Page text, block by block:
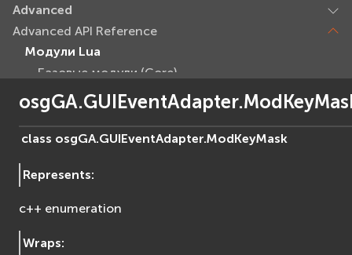
Advanced
Advanced API Reference
Модули Lua
Базовые модули (Core)
EVcommon
evlua
Граф Сцены (Scene Graph)
EVosgAnimation
class osgGA.GUIEventAdapter.ModKeyMask
Represents:
c++ enumeration
Wraps: